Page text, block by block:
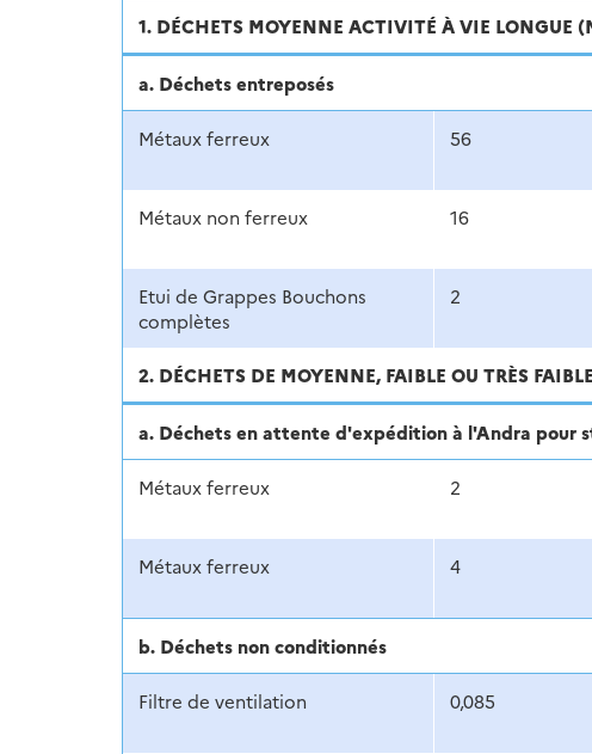
1. DÉCHETS MOYENNE ACTIVITÉ À VIE LONGUE
a. Déchets entreposés
Métaux ferreux 56
Métaux non ferreux 16
Etui de Grappes Bouchons
complètes
2
2. DÉCHETS DE MOYENNE, FAIBLE OU TRÈS
a. Déchets en attente d'expédition à l'Andra pour
Métaux ferreux 2
Métaux ferreux 4
b. Déchets non conditionnés
Filtre de ventilation 0,085